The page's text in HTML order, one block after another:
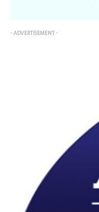
- ADVERTISEMENT -